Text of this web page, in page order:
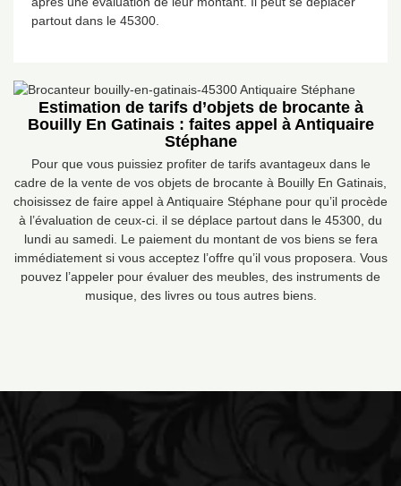
partout dans le 45300.
Estimation de tarifs d’objets de brocante à
Bouilly En Gatinais : faites appel à Antiquaire
Stéphane
Pour que vous puissiez profiter de tarifs avantageux dans le
cadre de la vente de vos objets de brocante à Bouilly En Gatinais,
choisissez de faire appel à Antiquaire Stéphane pour qu’il procède
à l’évaluation de ceux-ci. il se déplace partout dans le 45300, du
lundi au samedi. Le paiement du montant de vos biens se fera
immédiatement si vous acceptez l’offre qu’il vous proposera. Vous
pouvez l’appeler pour évaluer des meubles, des instruments de
musique, des livres ou tous autres biens.